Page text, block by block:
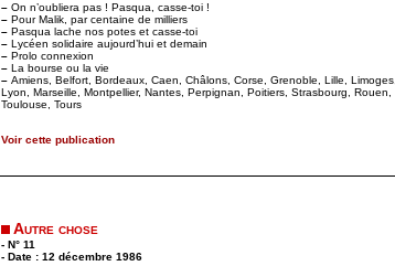
– On n’oubliera pas ! Pasqua, casse-toi !
– Pour Malik, par centaine de milliers
– Pasqua lache nos potes et casse-toi
– Lycéen solidaire aujourd’hui et demain
– Prolo connexion
– La bourse ou la vie
– Amiens, Belfort, Bordeaux, Caen, Châlons, Corse, Grenoble, Lille, Limoges,
Lyon, Marseille, Montpellier, Nantes, Perpignan, Poitiers, Strasbourg, Rouen,
Toulouse, Tours
Voir cette publication
Autre chose
- N° 11
- Date : 12 décembre 1986